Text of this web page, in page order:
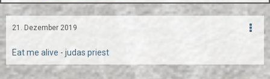
21. Dezember 2019
Eat me alive - judas priest